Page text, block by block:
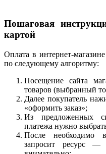
Пошаговая
картой
Оплата в интернет-
по следующему алгоритму:
Посещение сайта
товаров (выбранный
Далее покупатель
«оформить заказ»;
Из предложенных
платежа нужно
После необходимо
запросит ресурс —